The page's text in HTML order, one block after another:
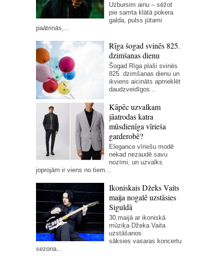
Uzbursim ainu – sēžot
pie samta klātā pokera
galda, pulss jūtami
paātrinās,...
Rīga šogad svinēs 825.
dzimšanas dienu
Šogad Rīga plaši svinēs
825. dzimšanas dienu un
ikviens aicināts apmeklēt
daudzveidīgos...
Kāpēc uzvalkam
jāatrodas katra
mūsdienīga vīrieša
garderobē?
Elegance vīriešu modē
nekad nezaudē savu
nozīmi, un uzvalks
joprojām ir viens no tiem...
Ikoniskais Džeks Vaits
maija nogalē uzstāsies
Siguldā
30.maijā ar ikoniskā
mūziķa Džeka Vaita
uzstāšanos
sāksies vasaras koncertu
sezona...